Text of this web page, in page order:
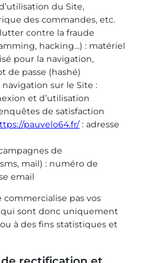
du Site,
des commandes, etc.
contre la fraude
hacking…) : matériel
pour la navigation,
de passe (hashé)
sur le Site :
et d’utilisation
de satisfaction
pauvelo64.fr/: adresse
de
mail) : numéro de
email
pas vos
sont donc uniquement
à des fins statistiques et